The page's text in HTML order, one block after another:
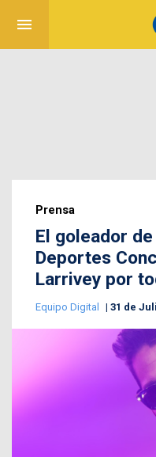
menu
Prensa
El goleador
Deportes
Larrivey por
Equipo Digital 31 de